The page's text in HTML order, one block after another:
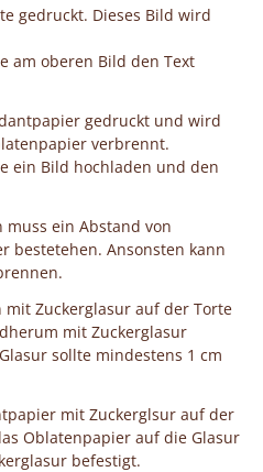
gedruckt. Dieses Bild wird
am oberen Bild den Text
gedruckt und wird
verbrennt.
ein Bild hochladen und den
ein Abstand von
bestetehen. Ansonsten kann
Zuckerglasur auf der Torte
mit Zuckerglasur
sollte mindestens 1 cm
mit Zuckerglsur auf der
Oblatenpapier auf die Glasur
befestigt.